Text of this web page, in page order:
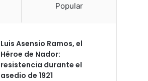
Popular
Luis Asensio Ramos, el
Héroe de Nador:
resistencia durante el
asedio de 1921